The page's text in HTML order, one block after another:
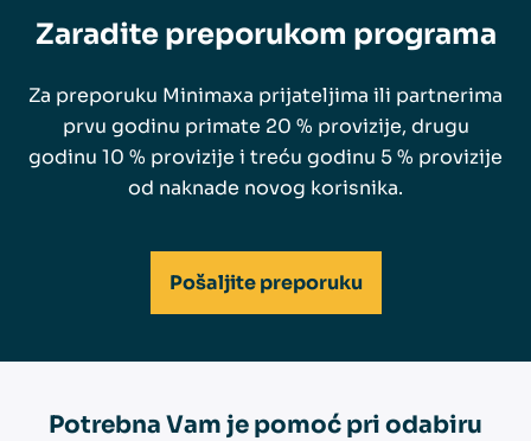
Zaradite preporukom programa
Za preporuku Minimaxa prijateljima ili partnerima
prvu godinu primate 20 % provizije, drugu
godinu 10 % provizije i treću godinu 5 % provizije
od naknade novog korisnika.
Pošaljite preporuku
Potrebna Vam je pomoć pri odabiru